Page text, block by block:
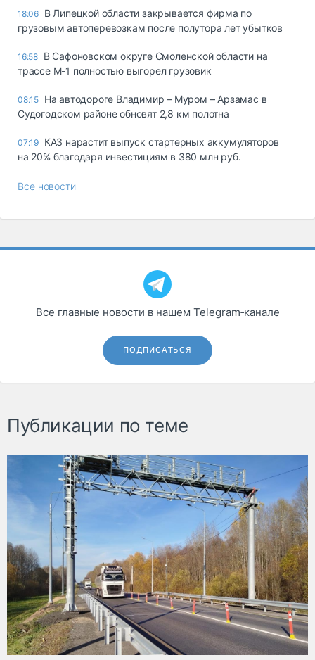
18:06 В Липецкой области закрывается фирма по
грузовым автоперевозкам после полутора лет убытков
16:58 В Сафоновском округе Смоленской области на
трассе М-1 полностью выгорел грузовик
08:15 На автодороге Владимир – Муром – Арзамас в
Судогодском районе обновят 2,8 км полотна
07:19 КАЗ нарастит выпуск стартерных аккумуляторов
на 20% благодаря инвестициям в 380 млн руб.
Все новости
Все главные новости в нашем Telegram‑канале
ПОДПИСАТЬСЯ
Публикации по теме